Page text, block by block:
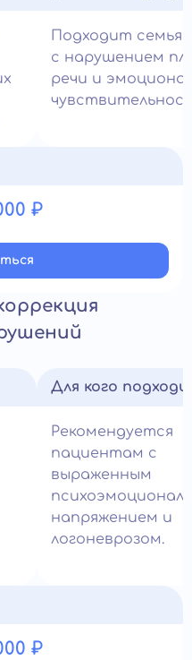
Подходит
с нарушением
речи и
₽
Для кого
Рекомендуется
пациентам с
выраженным
напряжением и
логоневрозом.
₽